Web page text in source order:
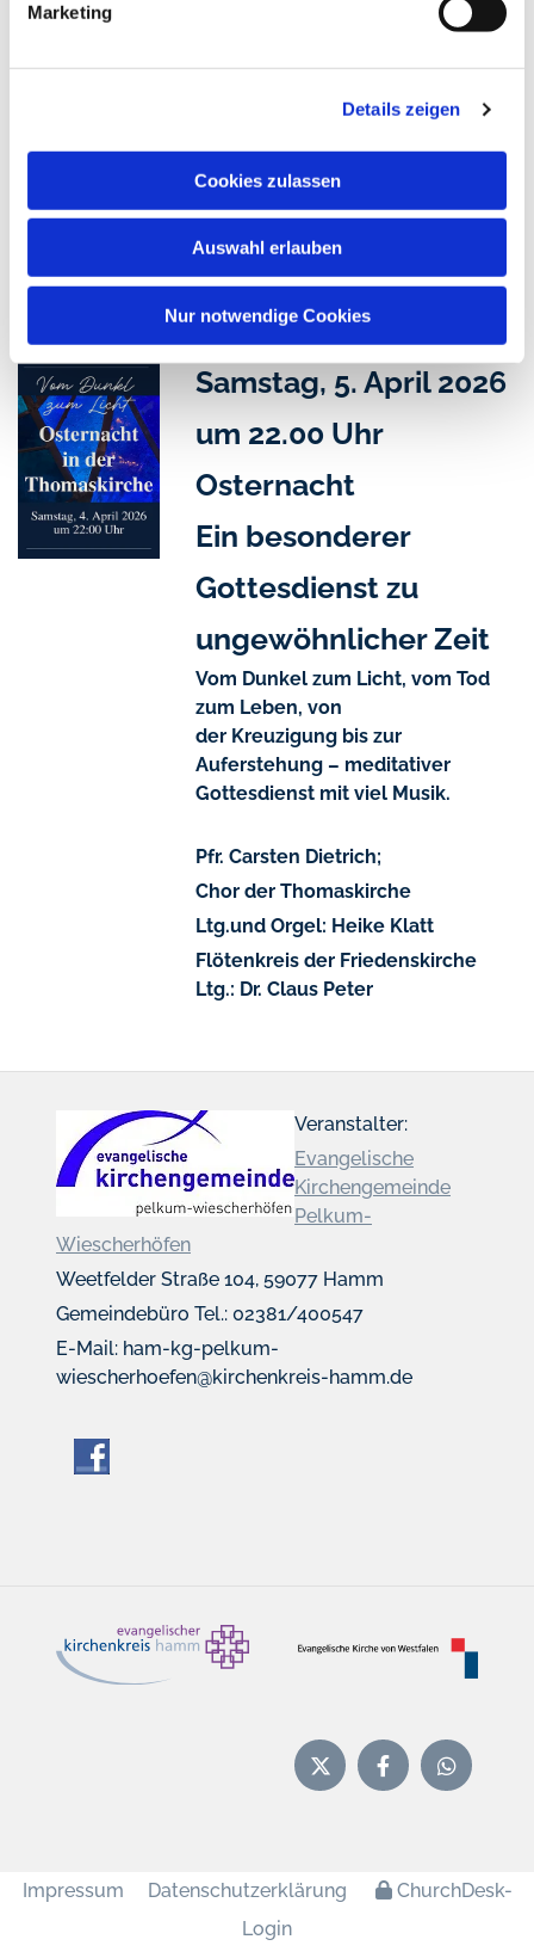
Marketing
Details zeigen
Cookies zulassen
Auswahl erlauben
Nur notwendige Cookies
aus eigenen Projekten und
manchmal auch gemeinsam.
in den Pausen.
Ein Ort für Begegnungen,
neue Ideen.
Arbeitskreis
ThomasKulturKirche
Samstag, 5. April 2026
um 22.00 Uhr
Osternacht
Ein besonderer
Gottesdienstzu
ungewöhnlicherZeit
Vom Dunkel zum Licht, vom Tod
zum Leben, von
der Kreuzigung bis zur
Auferstehung – meditativer
Gottesdienst mit viel Musik.
Pfr. Carsten Dietrich;
Chor der Thomaskirche
Ltg.und Orgel: Heike Klatt
Flötenkreis der Friedenskirche
Ltg.: Dr. Claus Peter
Veranstalter:
Evangelische
Kirchengemeinde
Pelkum-
Wiescherhöfen
Weetfelder Straße 104, 59077 Hamm
Gemeindebüro Tel.: 02381/400547
E-Mail: ham-kg-pelkum-
wiescherhoefen@kirchenkreis-hamm.de
Impressum Datenschutzerklärung
ChurchDesk-
Login